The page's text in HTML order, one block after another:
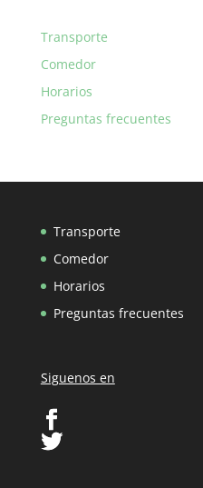
Transporte
Comedor
Horarios
Preguntas frecuentes
Transporte
Comedor
Horarios
Preguntas frecuentes
Siguenos en